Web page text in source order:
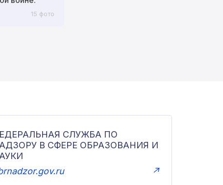
15 фото
СЛУЖБА ПО
В СФЕРЕ ОБРАЗОВАНИЯ И
↗